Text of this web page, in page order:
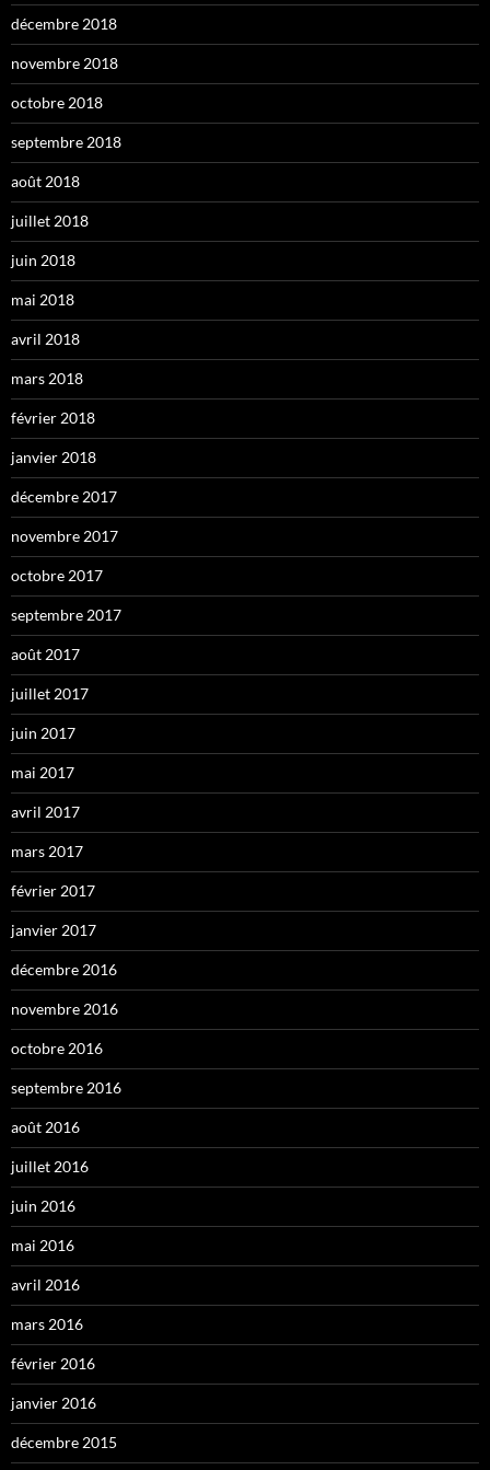
décembre 2018
novembre 2018
octobre 2018
septembre 2018
août 2018
juillet 2018
juin 2018
mai 2018
avril 2018
mars 2018
février 2018
janvier 2018
décembre 2017
novembre 2017
octobre 2017
septembre 2017
août 2017
juillet 2017
juin 2017
mai 2017
avril 2017
mars 2017
février 2017
janvier 2017
décembre 2016
novembre 2016
octobre 2016
septembre 2016
août 2016
juillet 2016
juin 2016
mai 2016
avril 2016
mars 2016
février 2016
janvier 2016
décembre 2015